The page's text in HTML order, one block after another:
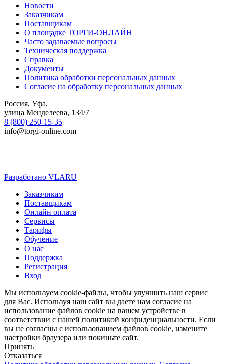
Новости
Заказчикам
Поставщикам
О площадке ТОРГИ-ОНЛАЙН
Часто задаваемые вопросы
Техническая поддержка
Справка
Документы
Политика обработки персональных данных
Согласие на обработку персональных данных
Россия, Уфа,
улица Менделеева, 134/7
8 (800) 250-15-35
info@torgi-online.com
Разработано VLARU
Close
Menu
Заказчикам
Поставщикам
Онлайн оплата
Сервисы
Тарифы
Обучение
О нас
Поддержка
Регистрация
Вход
Мы используем cookie-файлы, чтобы улучшить наш сервис
для Вас. Используя наш сайт вы даете нам согласие на
использование файлов cookie на вашем устройстве в
соответствии с нашей политикой конфиденциальности. Если
вы не согласны с использованием файлов cookie, измените
настройки браузера или покиньте сайт.
Принять
Отказаться